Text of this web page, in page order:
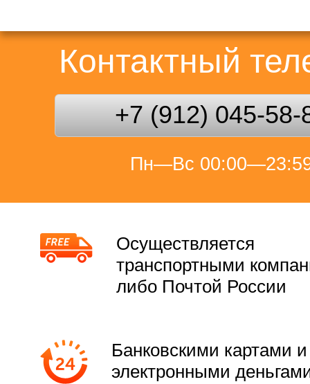
Контактный
+7 (912) 045-58-
Пн—Вс
Осуществляется
транспортными
либо Почтой России
Банковскими картами и
электронными